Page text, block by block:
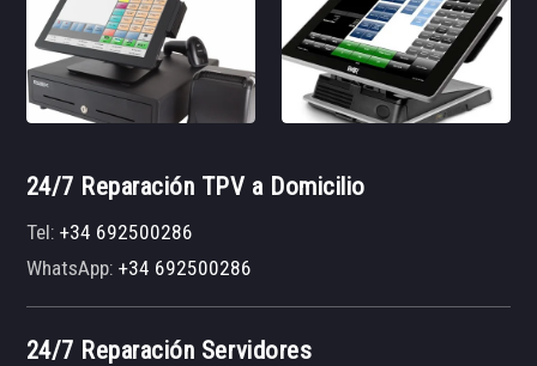
24/7 Reparación TPV a Domicilio
Tel:+34 692500286
WhatsApp:+34 692500286
24/7 Reparación Servidores